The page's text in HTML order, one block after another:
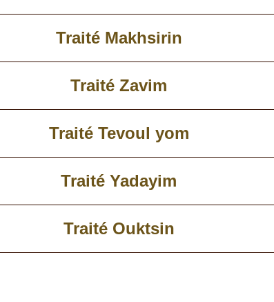
Traité Makhsirin
Traité Zavim
Traité Tevoul yom
Traité Yadayim
Traité Ouktsin